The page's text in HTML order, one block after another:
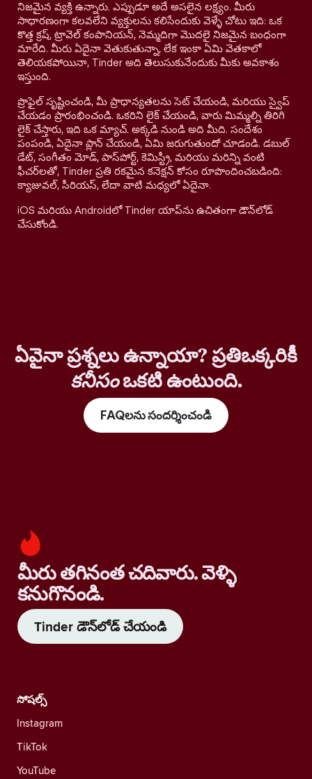
నిజమైన వ్యక్తి ఉన్నారు. ఎప్పుడూ అదే అసలైన లక్ష్యం. మీరు
సాధారణంగా కలవలేని వ్యక్తులను కలిసేందుకు వెళ్ళే చోటు ఇది: ఒక
కొత్త క్రష్, ట్రావెల్ కంపానియన్, నెమ్మదిగా మొదలై నిజమైన బంధంగా
మారేది. మీరు ఏదైనా వెతుకుతున్నా, లేక ఇంకా ఏమి వెతకాలో
తెలియకపోయినా, Tinder అది తెలుసుకునేందుకు మీకు అవకాశం
ఇస్తుంది.
ప్రొఫైల్ సృష్టించండి, మీ ప్రాధాన్యతలను సెట్ చేయండి, మరియు స్వైప్
చేయడం ప్రారంభించండి. ఒకరిని లైక్ చేయండి, వారు మిమ్మల్ని తిరిగి
లైక్ చేస్తారు, ఇది ఒక మ్యాచ్. అక్కడి నుండి అది మీది. సందేశం
పంపండి, ఏదైనా ప్లాన్ చేయండి, ఏమి జరుగుతుందో చూడండి. డబుల్
డేట్, సంగీతం మోడ్, పాస్‌పోర్ట్, కెమిస్ట్రీ, మరియు మరిన్ని వంటి
ఫీచర్‌లతో, Tinder ప్రతి రకమైన కనెక్షన్ కోసం రూపొందించబడింది:
క్యాజువల్, సీరియస్, లేదా వాటి మధ్యలో ఏదైనా.
iOS మరియు Androidలో Tinder యాప్‌ను ఉచితంగా డౌన్‌లోడ్
చేసుకోండి.
ఏవైనా ప్రశ్నలు ఉన్నాయా? ప్రతిఒక్కరికీ
కనీసంఒకటి ఉంటుంది.
FAQలను సందర్శించండి
మీరు తగినంత చదివారు. వెళ్ళి
కనుగొనండి.
Tinder డౌన్‌లోడ్ చేయండి
సోషల్స్
Instagram
TikTok
YouTube